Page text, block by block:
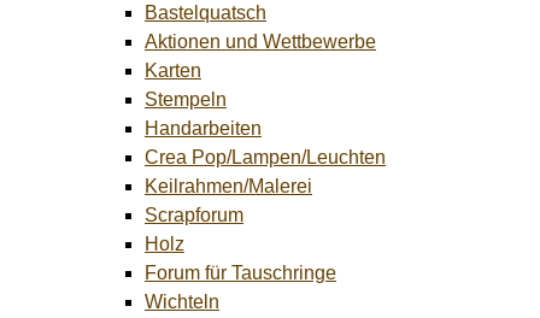
Bastelquatsch
Aktionen und Wettbewerbe
Karten
Stempeln
Handarbeiten
Crea Pop/Lampen/Leuchten
Keilrahmen/Malerei
Scrapforum
Holz
Forum für Tauschringe
Wichteln